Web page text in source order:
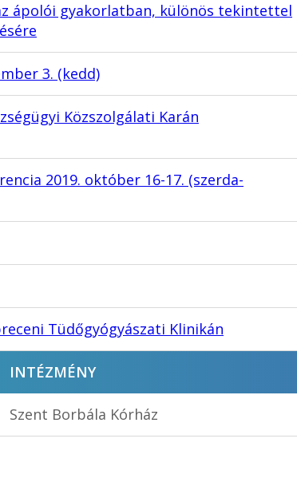
ápolói gyakorlatban, különös tekintettel
3. (kedd)
Közszolgálati Karán
2019. október 16-17. (szerda-
Tüdőgyógyászati Klinikán
INTÉZMÉNY
Szent Borbála Kórház